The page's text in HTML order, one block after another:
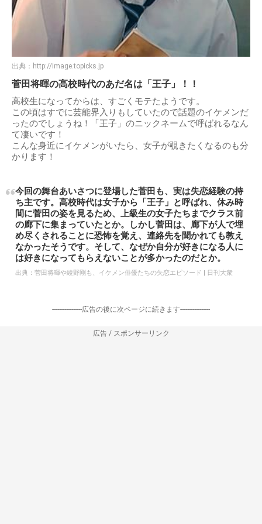
出典： http://image.topicks.jp
菅田将暉の高校時代のあだ名は「王子」！！
高校生になってからは、すごくモテたようです。
この頃はすでに芸能界入りもしていたので話題のイケメンだ
ったのでしょうね！「王子」のニックネームで呼ばれるなん
て凄いです！
こんな身近にイケメンがいたら、女子が覗きたくなるのも分
かります！
今回の舞台あいさつに登場した菅田も、実は失恋経験の持
ち主です。高校時代は女子から「王子」と呼ばれ、休み時
間に菅田の姿を見るため、上級生の女子たちまでクラス前
の廊下に集まっていたとか。しかし菅田は、廊下が人で埋
め尽くされることに恐怖を覚え、連絡先を聞かれても教え
なかったそうです。そして、なぜか自分が好きになる人に
は好きになってもらえないことが多かったのだとか。
出典： 菅田将暉や綾野剛も、イケメン俳優たちの失恋エピソード | 日刊大衆
-----------------広告の後に次ページに続きます-----------------
広告 / スポンサーリンク